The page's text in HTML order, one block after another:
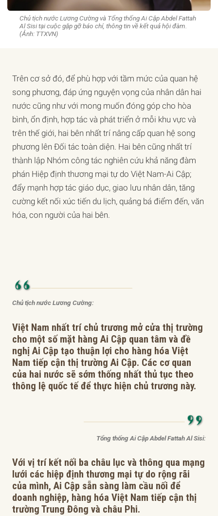
Chủ tịch nước Lương Cường và Tổng thống Ai Cập Abdel Fattah
Al Sisi tại cuộc gặp gỡ báo chí, thông tin về kết quả hội đàm.
(Ảnh: TTXVN)
Trên cơ sở đó, để phù hợp với tầm mức của quan hệ
song phương, đáp ứng nguyện vọng của nhân dân hai
nước cũng như với mong muốn đóng góp cho hòa
bình, ổn định, hợp tác và phát triển ở mỗi khu vực và
trên thế giới, hai bên nhất trí nâng cấp quan hệ song
phương lên Đối tác toàn diện. Hai bên cũng nhất trí
thành lập Nhóm công tác nghiên cứu khả năng đàm
phán Hiệp định thương mại tự do Việt Nam-Ai Cập;
đẩy mạnh hợp tác giáo dục, giao lưu nhân dân, tăng
cường kết nối xúc tiến du lịch, quảng bá điểm đến, văn
hóa, con người của hai bên.
Chủ tịch nước Lương Cường:
Việt Nam nhất trí chủ trương mở cửa thị trường
cho một số mặt hàng Ai Cập quan tâm và đề
nghị Ai Cập tạo thuận lợi cho hàng hóa Việt
Nam tiếp cận thị trường Ai Cập. Các cơ quan
của hai nước sẽ sớm thống nhất thủ tục theo
thông lệ quốc tế để thực hiện chủ trương này.
Tổng thống Ai Cập Abdel Fattah Al Sisi:
Với vị trí kết nối ba châu lục và thông qua mạng
lưới các hiệp định thương mại tự do rộng rãi
của mình, Ai Cập sẵn sàng làm cầu nối để
doanh nghiệp, hàng hóa Việt Nam tiếp cận thị
trường Trung Đông và châu Phi.